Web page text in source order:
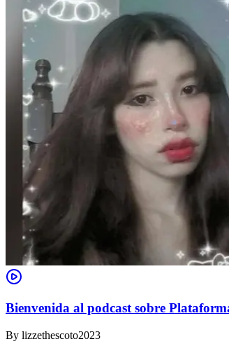
Bienvenida al podcast sobre
By lizzethescoto2023